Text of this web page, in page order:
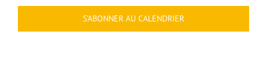
S’ABONNER AU CALENDRIER